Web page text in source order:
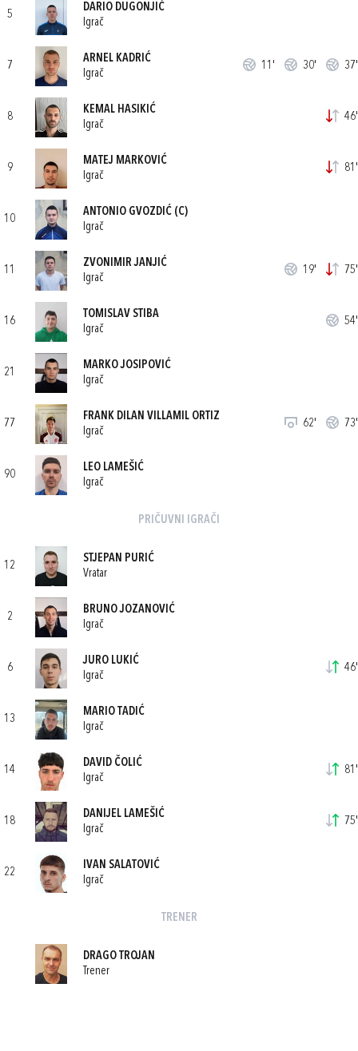
5
DARIO DUGONJIĆ
Igrač
7
ARNEL KADRIĆ
Igrač
11' 30' 37'
8
KEMAL HASIKIĆ
Igrač
46'
9
MATEJ MARKOVIĆ
Igrač
81'
10
ANTONIO GVOZDIĆ (C)
Igrač
11
ZVONIMIR JANJIĆ
Igrač
19' 75'
16
TOMISLAV STIBA
Igrač
54'
21
MARKO JOSIPOVIĆ
Igrač
77
FRANK DILAN VILLAMIL ORTIZ
Igrač
62' 73'
90
LEO LAMEŠIĆ
Igrač
PRIČUVNI IGRAČI
12
STJEPAN PURIĆ
Vratar
2
BRUNO JOZANOVIĆ
Igrač
6
JURO LUKIĆ
Igrač
46'
13
MARIO TADIĆ
Igrač
14
DAVID ČOLIĆ
Igrač
81'
18
DANIJEL LAMEŠIĆ
Igrač
75'
22
IVAN SALATOVIĆ
Igrač
TRENER
DRAGO TROJAN
Trener